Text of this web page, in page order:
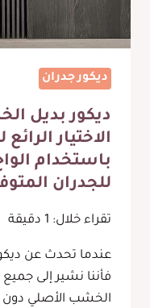
ديكور جدران
ديكور بديل
الاختيار
باستخدام
للجدران
تقراء خلال: دقيقة
عندما تحدث عن
فأننا نشير إلى
الخشب الأصلي دون